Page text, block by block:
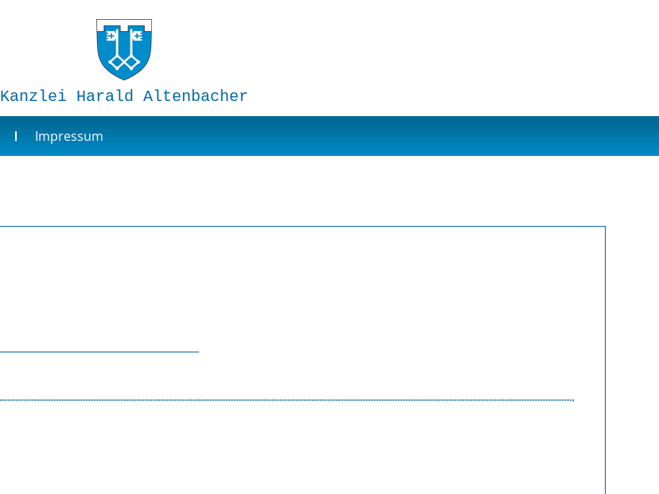
Kanzlei Harald Altenbacher
Impressum